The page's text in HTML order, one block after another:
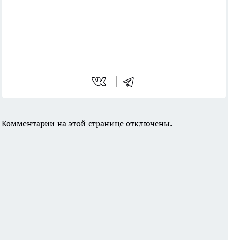
Комментарии на этой странице отключены.